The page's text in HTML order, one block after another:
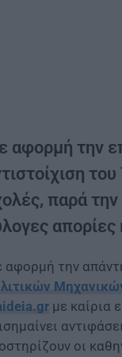
αφορμή την
παρά
την
με καίρια
οι